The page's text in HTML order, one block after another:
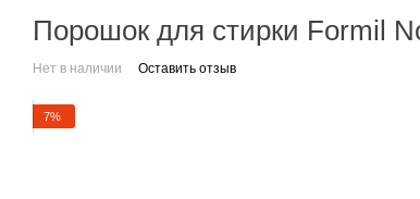
Порошок для стирки Formil
Нет в наличии Оставить отзыв
7%